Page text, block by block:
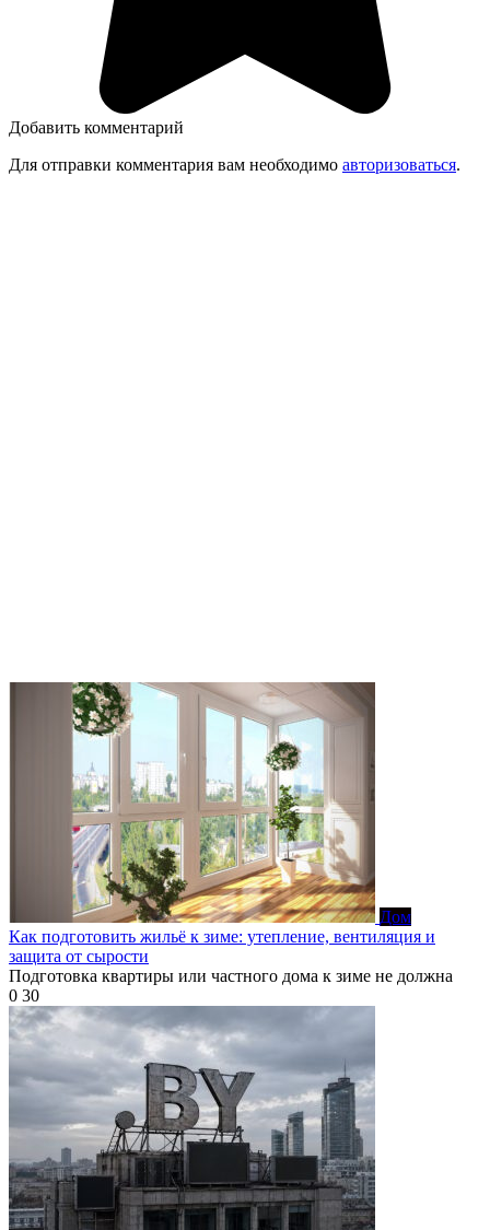
Добавить комментарий
Для отправки комментария вам необходимо авторизоваться.
Дом
Как подготовить жильё к зиме: утепление, вентиляция и
защита от сырости
Подготовка квартиры или частного дома к зиме не должна
0 30